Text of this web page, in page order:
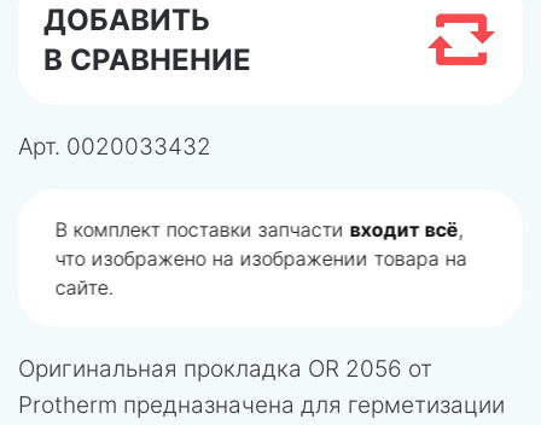
ДОБАВИТЬ
В СРАВНЕНИЕ
Арт. 0020033432
В комплект поставки запчасти входит всё,
что изображено на изображении товара на
сайте.
Оригинальная прокладка OR 2056 от
Protherm предназначена для герметизации